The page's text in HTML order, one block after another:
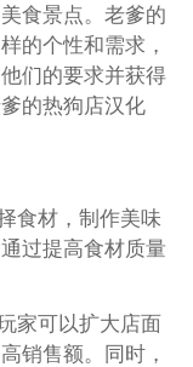
食景点。老爹的
的个性和需求，
们的要求并获得
的热狗店汉化
食材，制作美味
过提高食材质量
家可以扩大店面
销售额。同时，